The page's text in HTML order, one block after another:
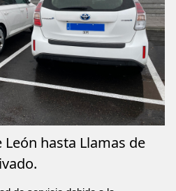
hasta Llamas de